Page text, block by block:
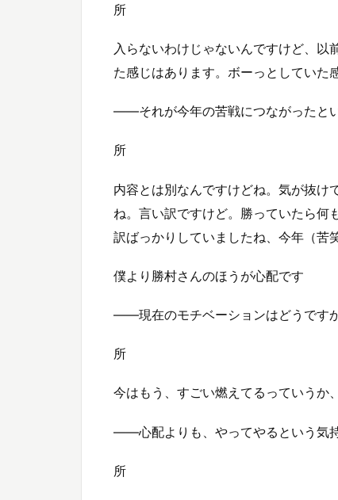
所
入らないわけじゃないんですけど、
た感じはあります。ボーっとしていた
——それが今年の苦戦につながったとい
所
内容とは別なんですけどね。気が抜け
ね。言い訳ですけど。勝っていたら何
訳ばっかりしていましたね、今年（苦笑
僕より勝村さんのほうが心配です
——現在のモチベーションはどうですか
所
今はもう、すごい燃えてるっていうか
——心配よりも、やってやるという気
所